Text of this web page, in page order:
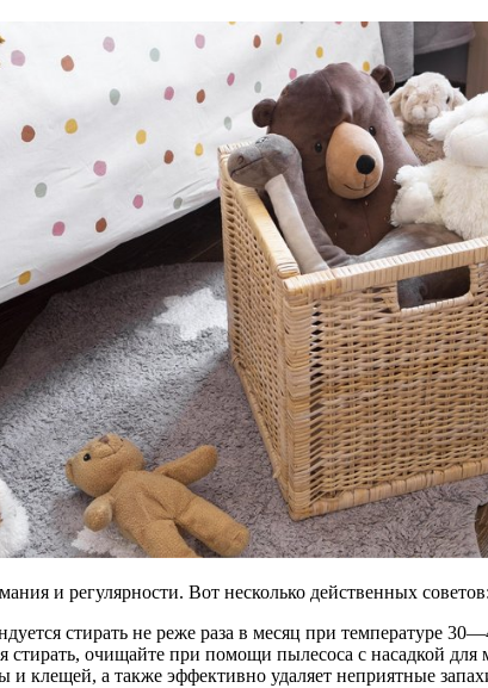
и регулярности. Вот несколько действенных советов:
стирать не реже раза в месяц при температуре
стирать, очищайте при помощи пылесоса с насадкой
и клещей, а также эффективно удаляет неприятные